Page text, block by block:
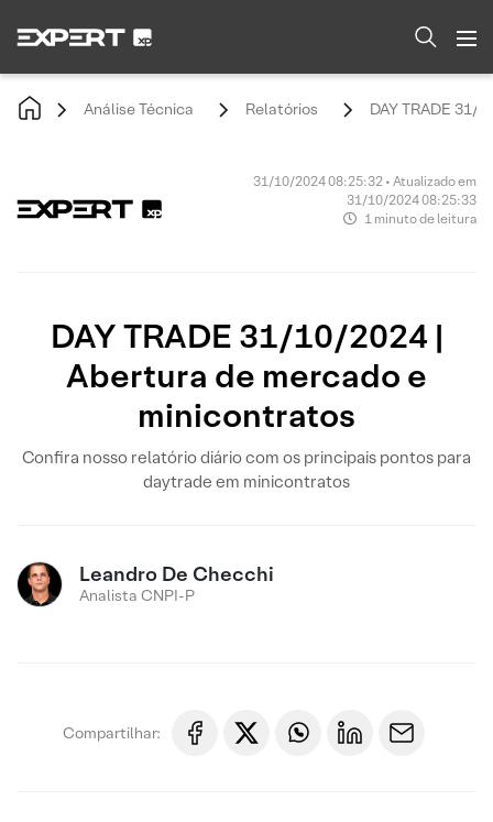
Análise Técnica Relatórios DAY TRADE 31/
31/10/2024 08:25:32 • Atualizado em
31/10/2024 08:25:33
1 minuto de leitura
DAY TRADE 31/10/2024 |
Abertura de mercado e
minicontratos
Confira nosso relatório diário com os principais pontos para
daytrade em minicontratos
Leandro De Checchi
Analista CNPI-P
Compartilhar: